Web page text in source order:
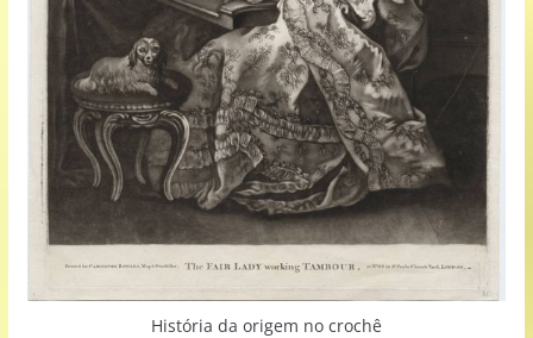
História da origem no crochê